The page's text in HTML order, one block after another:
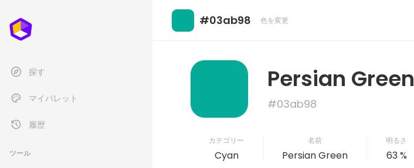
探す
マイパレット
履歴
ツール
#03ab98 色を変更
Persian Green
#03ab98
カテゴリー
Cyan
名前
Persian Green
明るさ
63 %